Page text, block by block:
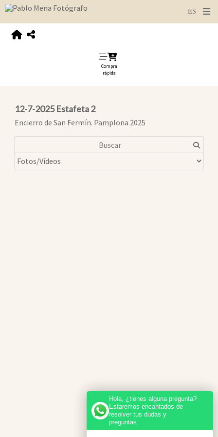
Compra
rápida
12-7-2025 Estafeta 2
Encierro de San Fermín. Pamplona 2025
Hola, ¿tienes alguna pregunta?
Estaremos encantados de
resolver tus dudas y
preguntas.